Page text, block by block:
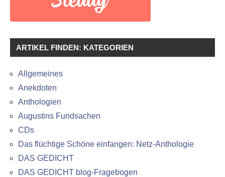
ARTIKEL FINDEN: KATEGORIEN
Allgemeines
Anekdoten
Anthologien
Augustins Fundsachen
CDs
Das flüchtige Schöne einfangen: Netz-Anthologie
DAS GEDICHT
DAS GEDICHT blog-Fragebogen